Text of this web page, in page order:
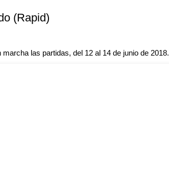
(Rapid)
las partidas, del 12 al 14 de junio de